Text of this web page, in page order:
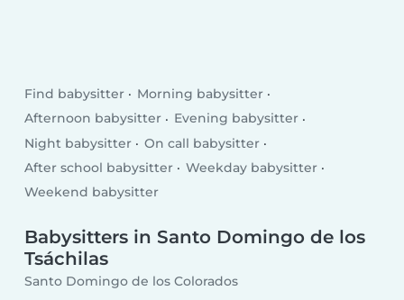
Find babysitter
Morning babysitter
Afternoon babysitter
Evening babysitter
Night babysitter
On call babysitter
After school babysitter
Weekday babysitter
Weekend babysitter
Babysitters in Santo Domingo de los
Tsáchilas
Santo Domingo de los Colorados